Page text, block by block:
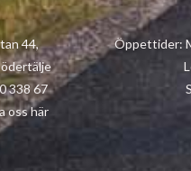
44, Öppettider:
Södertälje Lördag
338 67
oss här